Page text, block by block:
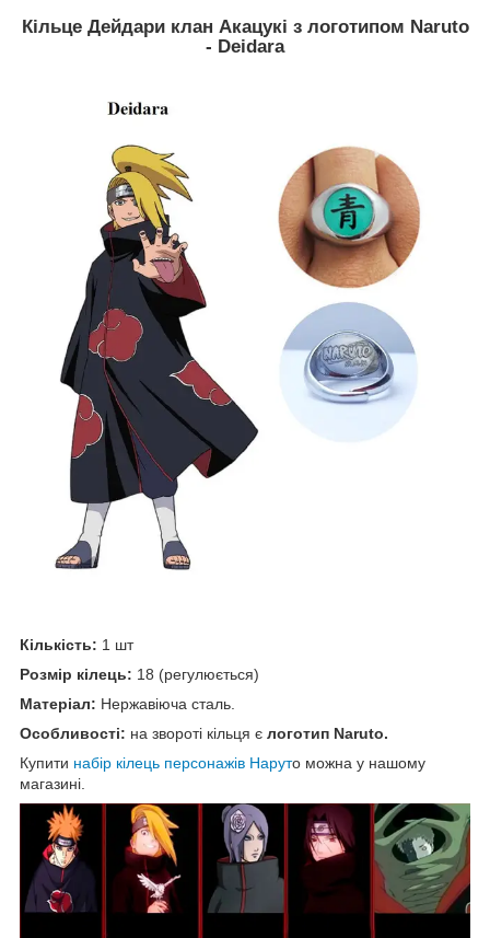
Кільце Дейдари клан Акацукі з логотипом Naruto
- Deidara
Кількість: 1 шт
Розмір кілець: 18 (регулюється)
Матеріал: Нержавіюча сталь.
Особливості: на звороті кільця є логотип Naruto.
Купити набір кілець персонажів Наруто можна у нашому
магазині.